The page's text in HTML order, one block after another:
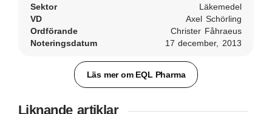
Sektor
Läkemedel
VD
Axel Schörling
Ordförande
Christer Fåhraeus
Noteringsdatum
17 december, 2013
Läs mer om EQL Pharma
Liknande artiklar